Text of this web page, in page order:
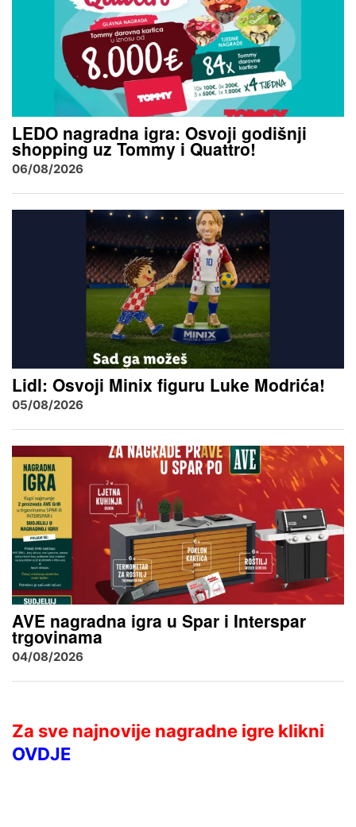
LEDO nagradna igra: Osvoji godišnji
shopping uz Tommy i Quattro!
06/08/2026
Lidl: Osvoji Minix figuru Luke Modrića!
05/08/2026
AVE nagradna igra u Spar i Interspar
trgovinama
04/08/2026
Za sve najnovije nagradne igre klikni
OVDJE